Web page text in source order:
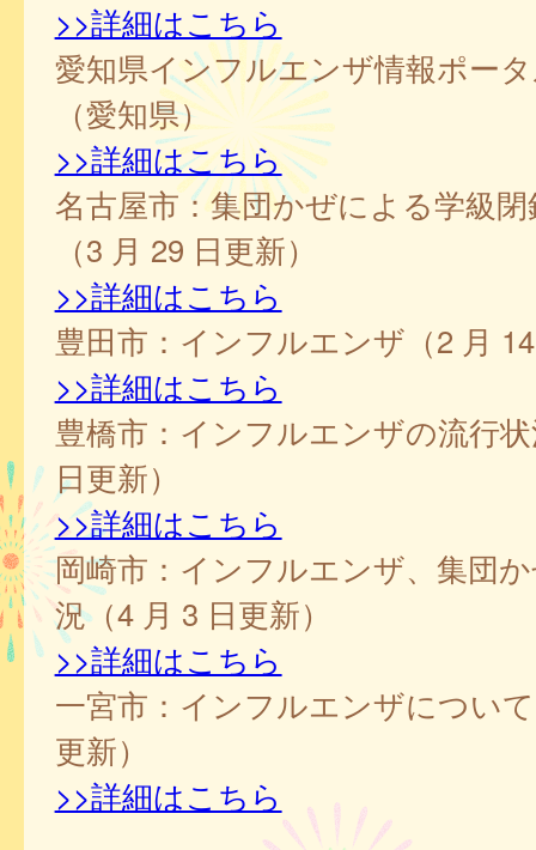
>>詳細はこちら
愛知県インフルエンザ情報ポー
（愛知県）
>>詳細はこちら
名古屋市：集団かぜによる学級
（3 月 29 日更新）
>>詳細はこちら
豊田市：インフルエンザ（2 月
>>詳細はこちら
豊橋市：インフルエンザの流行
日更新）
>>詳細はこちら
岡崎市：インフルエンザ、集団
況（4 月 3 日更新）
>>詳細はこちら
一宮市：インフルエンザについ
更新）
>>詳細はこちら